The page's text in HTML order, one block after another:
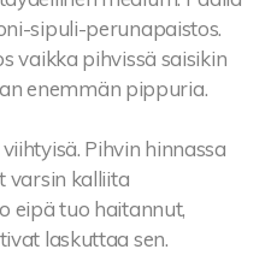
/ Cold smoked salmon
20
vuohenjuustoa,
pestokastiketta
goat cheese, avocado,
pesto
sipuli-perunapaistos.
vaikka pihvissä saisikin
enemmän pippuria.
Pihvin hinnassa
varsin kalliita
eipä tuo haitannut,
laskuttaa sen.